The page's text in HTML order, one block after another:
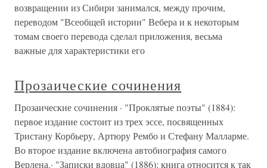
возвращении из Сибири занимался, между прочим,
переводом "Всеобщей истории" Вебера и к некоторым
томам своего перевода сделал приложения, весьма
важные для характеристики его
Прозаические сочинения
Прозаические сочинения · "Проклятые поэты" (1884):
первое издание состоит из трех эссе, посвященных
Тристану Корбьеру, Артюру Рембо и Стефану Малларме.
Во второе издание включена автобиография самого
Верлена.· "Записки вдовца" (1886): книга относится к так